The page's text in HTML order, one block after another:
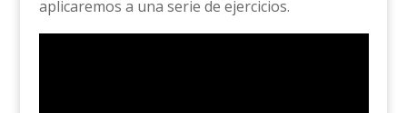
aplicaremos a una serie de ejercicios.